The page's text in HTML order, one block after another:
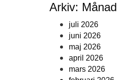
Arkiv: Månad
juli 2026
juni 2026
maj 2026
april 2026
mars 2026